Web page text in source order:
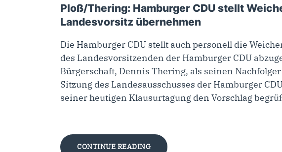
Ploß/Thering: Hamburger CDU stellt
Landesvorsitz übernehmen
Die Hamburger CDU stellt auch personell die
des Landesvorsitzenden der Hamburger CDU
Bürgerschaft, Dennis Thering, als seinen
Sitzung des Landesausschusses der Hamburger
seiner heutigen Klausurtagung den Vorschlag
CONTINUE READING